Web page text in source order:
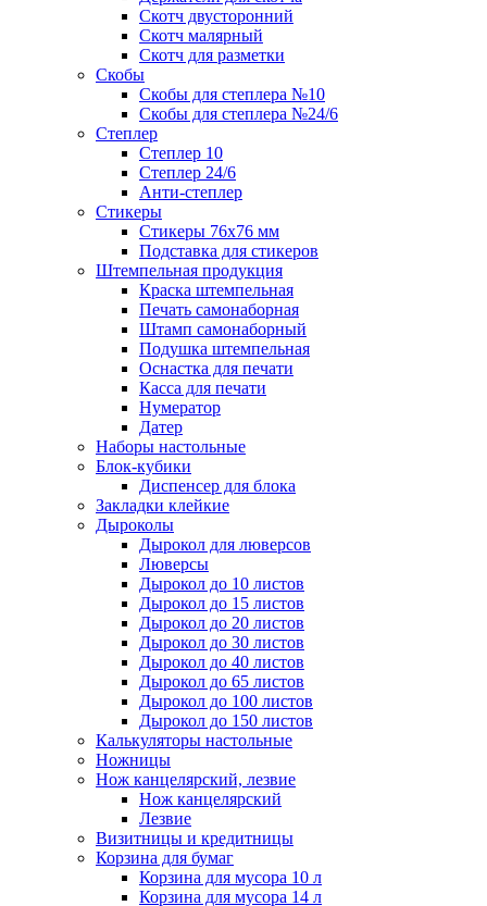
Скотч двусторонний
Скотч малярный
Скотч для разметки
Скобы
Скобы для степлера №10
Скобы для степлера №24/6
Степлер
Степлер 10
Степлер 24/6
Анти-степлер
Стикеры
Стикеры 76x76 мм
Подставка для стикеров
Штемпельная продукция
Краска штемпельная
Печать самонаборная
Штамп самонаборный
Подушка штемпельная
Оснастка для печати
Касса для печати
Нумератор
Датер
Наборы настольные
Блок-кубики
Диспенсер для блока
Закладки клейкие
Дыроколы
Дырокол для люверсов
Люверсы
Дырокол до 10 листов
Дырокол до 15 листов
Дырокол до 20 листов
Дырокол до 30 листов
Дырокол до 40 листов
Дырокол до 65 листов
Дырокол до 100 листов
Дырокол до 150 листов
Калькуляторы настольные
Ножницы
Нож канцелярский, лезвие
Нож канцелярский
Лезвие
Визитницы и кредитницы
Корзина для бумаг
Корзина для мусора 10 л
Корзина для мусора 14 л